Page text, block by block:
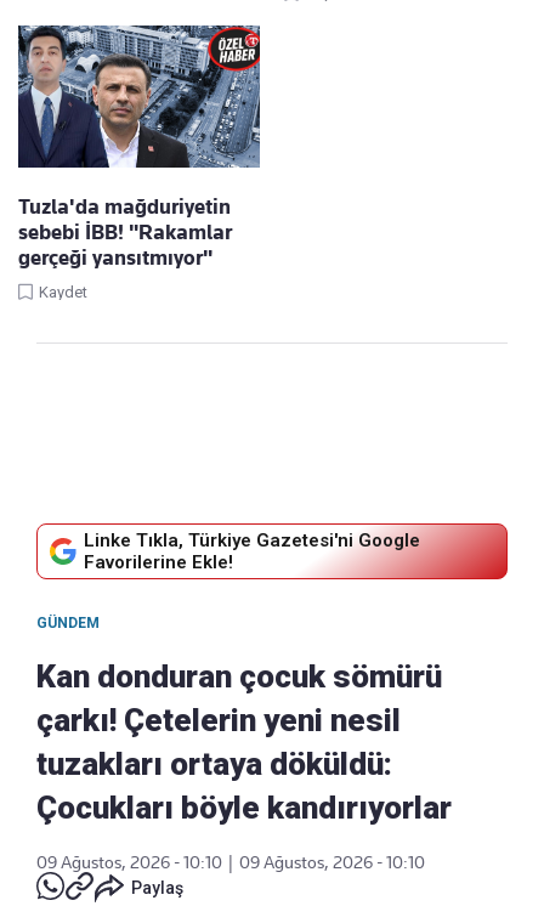
Tuzla'da mağduriyetin
sebebi İBB! "Rakamlar
gerçeği yansıtmıyor"
Kaydet
Linke Tıkla, Türkiye Gazetesi'ni Google
Favorilerine Ekle!
GÜNDEM
Kan donduran çocuk sömürü
çarkı! Çetelerin yeni nesil
tuzakları ortaya döküldü:
Çocukları böyle kandırıyorlar
09 Ağustos, 2026 - 10:10
09 Ağustos, 2026 - 10:10
Paylaş